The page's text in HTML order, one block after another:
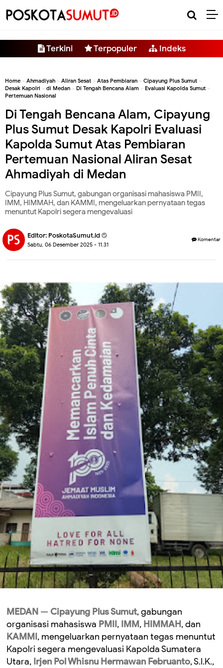
Terkini Terpopuler Indeks
Home » Ahmadiyah » Aliran Sesat » Atas Pembiaran » Cipayung Plus Sumut »
Desak Kapolri » di Medan » Di Tengah Bencana Alam » Evaluasi Kapolda Sumut »
Pertemuan Nasional
Di Tengah Bencana Alam, Cipayung
Plus Sumut Desak Kapolri Evaluasi
Kapolda Sumut Atas Pembiaran
Pertemuan Nasional Aliran Sesat
Ahmadiyah di Medan
Cipayung Plus Sumut, gabungan organisasi mahasiswa PMII,
IMM, HIMMAH, dan KAMMI, mengeluarkan pernyataan tegas
menuntut Kapolri segera mengevaluasi
Editor: PoskotaSumut.id
Sabtu, 06 Desember 2025 - 11.31
Komentar
MEDAN — Cipayung Plus Sumut, gabungan
organisasi mahasiswa PMII, IMM, HIMMAH, dan
KAMMI, mengeluarkan pernyataan tegas menuntut
Kapolri segera mengevaluasi Kapolda Sumatera
Utara, Irjen Pol Whisnu Hermawan Februanto, S.I.K.,